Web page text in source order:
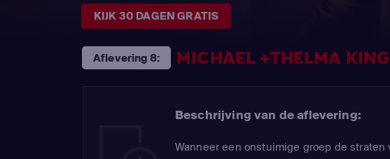
KIJK 30 DAGEN GRATIS
Aflevering 8: MICHAEL +THELMA KING
Beschrijving van de aflevering:
Wanneer een onstuimige groep de straten